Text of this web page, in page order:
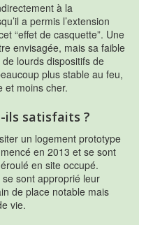
à la
a permis l’extension
“effet de casquette”. Une
envisagée, mais sa faible
lourds dispositifs de
plus stable au feu,
moins cher.
ils satisfaits ?
un logement prototype
en 2013 et se sont
en site occupé.
se sont approprié leur
de place notable mais
vie.